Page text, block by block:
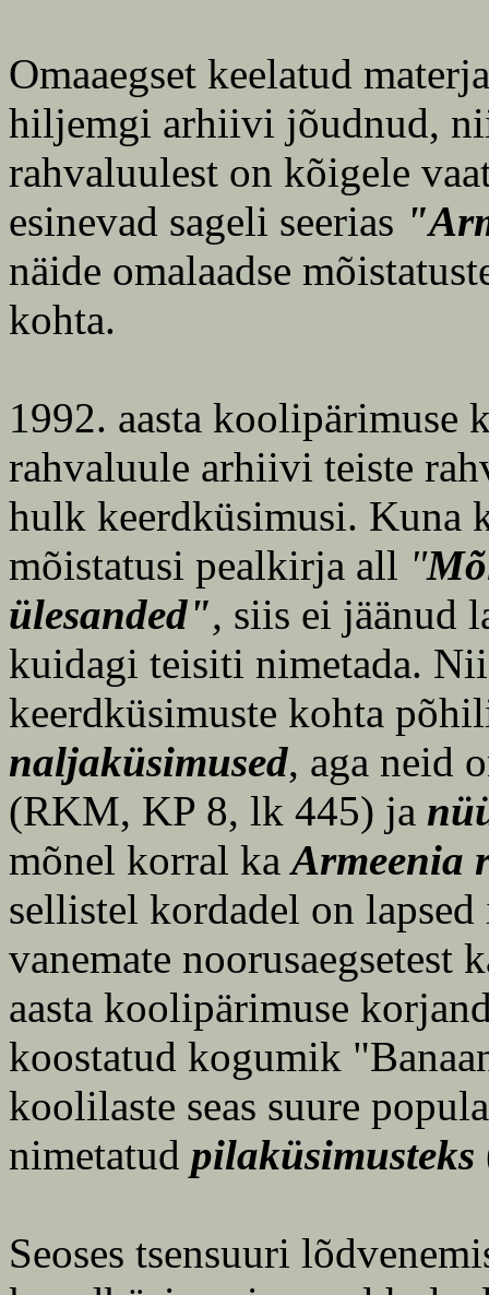
Omaaegset keelatud
hiljemgi arhiivi jõudnud,
rahvaluulest on kõigele
esinevad sageli seerias
näide omalaadse
kohta.
1992. aasta koolipärimuse
rahvaluule arhiivi teiste
hulk keerdküsimusi. Kuna
mõistatusi pealkirja all "
ülesanded", siis ei jäänud
kuidagi teisiti nimetada.
keerdküsimuste kohta
naljaküsimused, aga neid
(RKM, KP 8, lk 445) ja
mõnel korral kaArmeenia
sellistel kordadel on
vanemate
aasta koolipärimuse
koostatud kogumik
koolilaste seas suure
nimetatud pilaküsimusteks
Seoses tsensuuri